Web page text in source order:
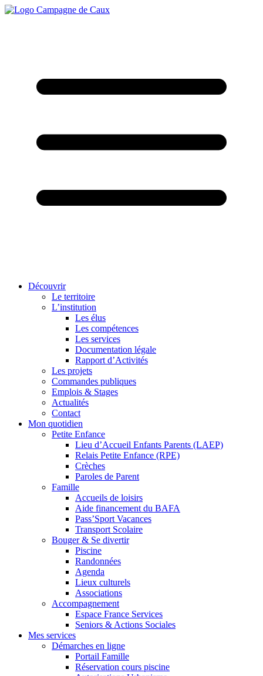
Découvrir
Le territoire
L’institution
Les élus
Les compétences
Les services
Documentation légale
Rapport d’Activités
Les projets
Commandes publiques
Emplois & Stages
Actualités
Contact
Mon quotidien
Petite Enfance
Lieu d’Accueil Enfants Parents (LAEP)
Relais Petite Enfance (RPE)
Crèches
Paroles de Parent
Famille
Accueils de loisirs
Aide financement du BAFA
Pass’Sport Vacances
Transport Scolaire
Bouger & Se divertir
Piscine
Randonnées
Agenda
Lieux culturels
Associations
Accompagnement
Espace France Services
Seniors & Actions Sociales
Mes services
Démarches en ligne
Portail Famille
Réservation cours piscine